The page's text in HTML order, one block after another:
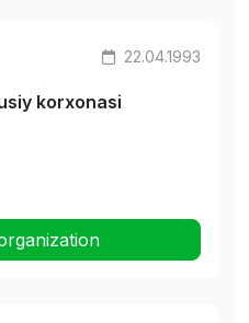
22.04.1993
korxonasi